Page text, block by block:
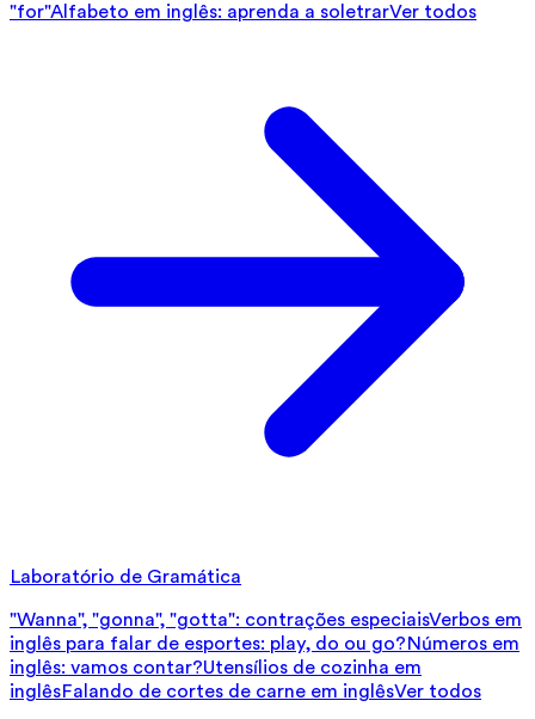
"for"Alfabeto em inglês: aprenda a soletrarVer todos
Laboratório de Gramática
"Wanna", "gonna", "gotta": contrações especiaisVerbos em
inglês para falar de esportes: play, do ou go?Números em
inglês: vamos contar?Utensílios de cozinha em
inglêsFalando de cortes de carne em inglêsVer todos